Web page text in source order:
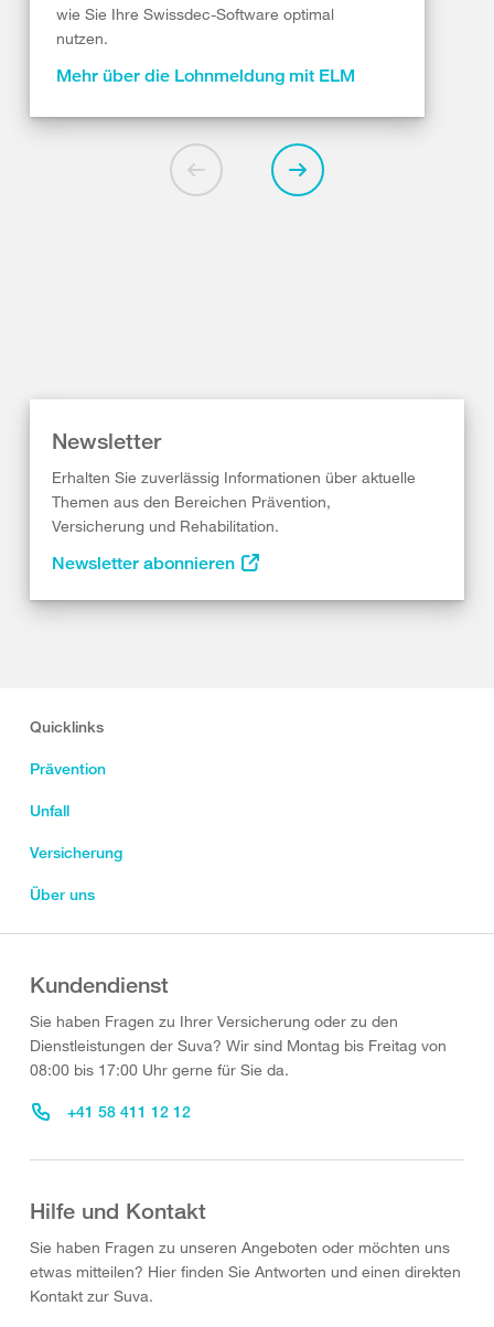
wie Sie Ihre Swissdec-Software optimal
nutzen.
Mehr über die Lohnmeldung mit ELM
Newsletter
Erhalten Sie zuverlässig Informationen über aktuelle
Themen aus den Bereichen Prävention,
Versicherung und Rehabilitation.
Newsletter abonnieren
Quicklinks
Prävention
Unfall
Versicherung
Über uns
Kundendienst
Sie haben Fragen zu Ihrer Versicherung oder zu den
Dienstleistungen der Suva? Wir sind Montag bis Freitag von
08:00 bis 17:00 Uhr gerne für Sie da.
+41 58 411 12 12
Hilfe und Kontakt
Sie haben Fragen zu unseren Angeboten oder möchten uns
etwas mitteilen? Hier finden Sie Antworten und einen direkten
Kontakt zur Suva.